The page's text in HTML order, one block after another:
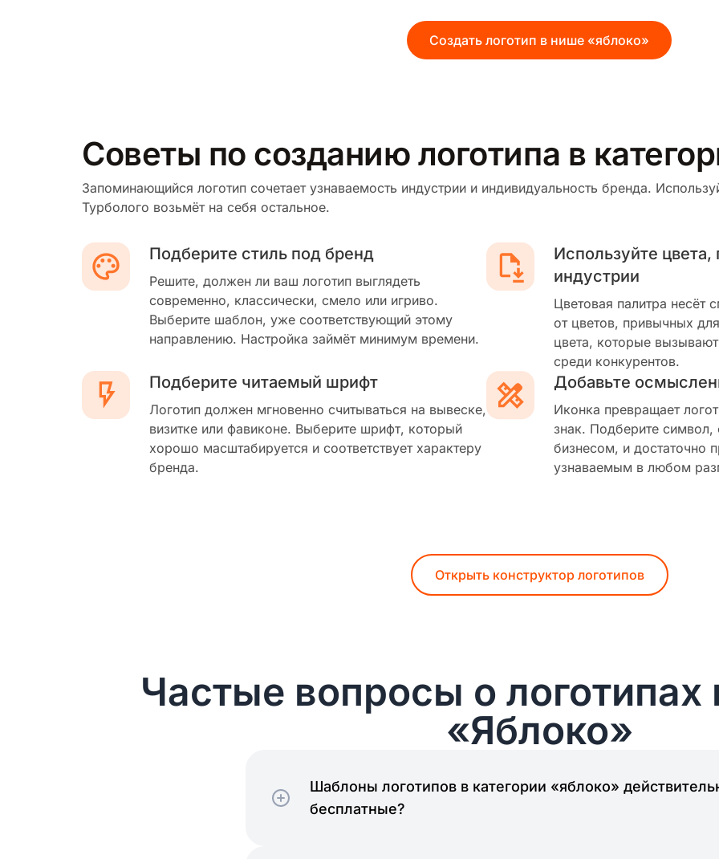
Создать логотип в нише «яблоко»
Советы по созданию логотипа в
Запоминающийся логотип сочетает узнаваемость индустрии и индивидуальность бренда.
Турболого возьмёт на себя остальное.
Подберите стиль под бренд
Решите, должен ли ваш логотип выглядеть
современно, классически, смело или игриво.
Выберите шаблон, уже соответствующий этому
направлению. Настройка займёт минимум времени.
Используйте
индустрии
Цветовая палитра несёт
от цветов, привычных
цвета, которые
среди конкурентов.
Подберите читаемый шрифт
Логотип должен мгновенно считываться на вывеске,
визитке или фавиконе. Выберите шрифт, который
хорошо масштабируется и соответствует характеру
бренда.
Добавьте
Иконка превращает
знак. Подберите
бизнесом, и достаточно
узнаваемым в любом
Открыть конструктор логотипов
Частые вопросы о логотипах
«Яблоко»
Шаблоны логотипов в категории «яблоко»
бесплатные?